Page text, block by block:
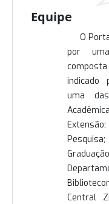
Equipe
O
por
indicado
uma
Central